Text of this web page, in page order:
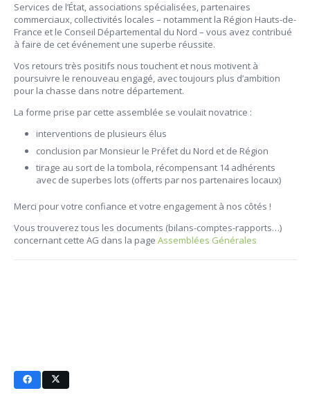
Services de l’État, associations spécialisées, partenaires
commerciaux, collectivités locales – notamment la Région Hauts-de-
France et le Conseil Départemental du Nord – vous avez contribué
à faire de cet événement une superbe réussite.
Vos retours très positifs nous touchent et nous motivent à
poursuivre le renouveau engagé, avec toujours plus d’ambition
pour la chasse dans notre département.
La forme prise par cette assemblée se voulait novatrice :
interventions de plusieurs élus
conclusion par Monsieur le Préfet du Nord et de Région
tirage au sort de la tombola, récompensant 14 adhérents
avec de superbes lots (offerts par nos partenaires locaux)
Merci pour votre confiance et votre engagement à nos côtés !
Vous trouverez tous les documents (bilans-comptes-rapports…)
concernant cette AG dans la page Assemblées Générales